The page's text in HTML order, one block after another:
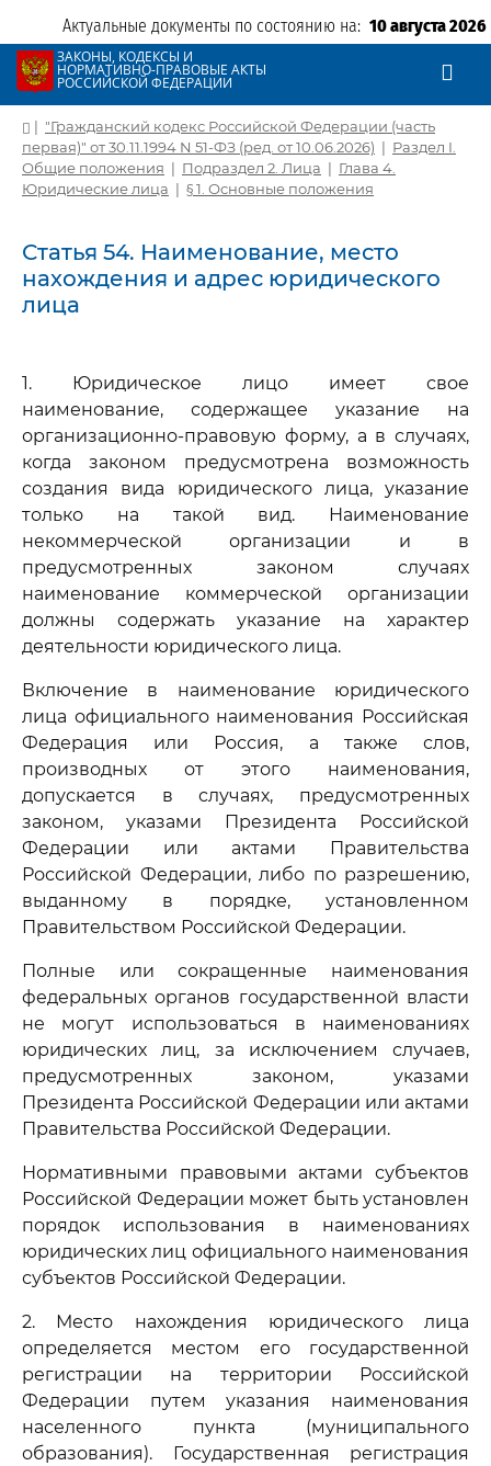
Актуальные документы по состоянию на: 10 августа 2026
ЗАКОНЫ, КОДЕКСЫ И
НОРМАТИВНО-ПРАВОВЫЕ АКТЫ
РОССИЙСКОЙ ФЕДЕРАЦИИ
| "Гражданский кодекс Российской Федерации (часть
первая)" от 30.11.1994 N 51-ФЗ (ред. от 10.06.2026) | Раздел I.
Общие положения | Подраздел 2. Лица | Глава 4.
Юридические лица | § 1. Основные положения
Статья 54. Наименование, место
нахождения и адрес юридического
лица
1. Юридическое лицо имеет свое
наименование, содержащее указание на
организационно-правовую форму, а в случаях,
когда законом предусмотрена возможность
создания вида юридического лица, указание
только на такой вид. Наименование
некоммерческой организации и в
предусмотренных законом случаях
наименование коммерческой организации
должны содержать указание на характер
деятельности юридического лица.
Включение в наименование юридического
лица официального наименования Российская
Федерация или Россия, а также слов,
производных от этого наименования,
допускается в случаях, предусмотренных
законом, указами Президента Российской
Федерации или актами Правительства
Российской Федерации, либо по разрешению,
выданному в порядке, установленном
Правительством Российской Федерации.
Полные или сокращенные наименования
федеральных органов государственной власти
не могут использоваться в наименованиях
юридических лиц, за исключением случаев,
предусмотренных законом, указами
Президента Российской Федерации или актами
Правительства Российской Федерации.
Нормативными правовыми актами субъектов
Российской Федерации может быть установлен
порядок использования в наименованиях
юридических лиц официального наименования
субъектов Российской Федерации.
2. Место нахождения юридического лица
определяется местом его государственной
регистрации на территории Российской
Федерации путем указания наименования
населенного пункта (муниципального
образования). Государственная регистрация